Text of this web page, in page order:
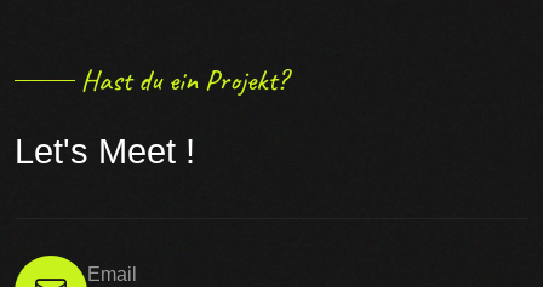
Hast du ein Projekt?
Let's Meet !
Email